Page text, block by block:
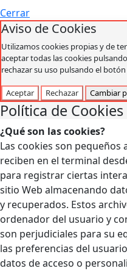
Cerrar
Aviso de Cookies
Utilizamos cookies propias y de
aceptar todas las cookies
rechazar su uso pulsando el
Aceptar Rechazar Cambiar
Política de Cookies
¿Qué son las cookies?
Las cookies son pequeños
reciben en el terminal
para registrar ciertas
sitio Web almacenando
y recuperados. Estos
ordenador del usuario y
son perjudiciales para su
las preferencias del
datos de acceso o